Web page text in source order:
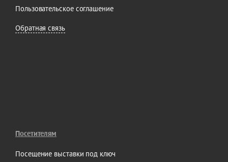
Пользовательское соглашение
Обратная связь
Посетителям
Посещение выставки под ключ